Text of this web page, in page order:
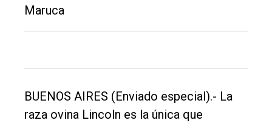
Entrevistas
Rural
Edición
Empresa
Maruca
BUENOS AIRES (Enviado especial).- La
raza ovina Lincoln es la única que